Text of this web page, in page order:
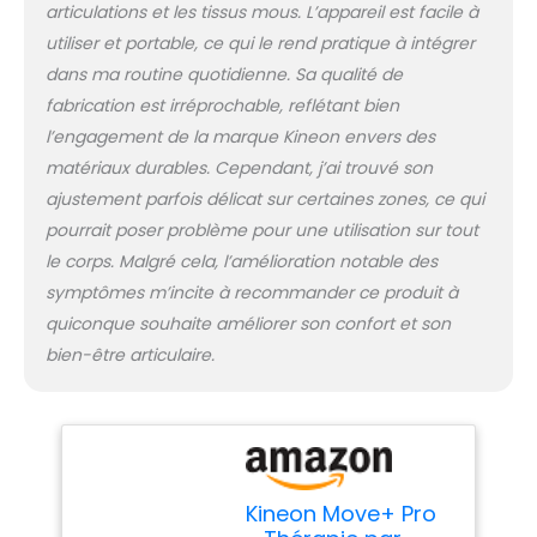
panneaux lumineux
standard, aidant à la
rigidité et à la flexibilité.
Design portable et
mains libres :
entraînez-vous,
récupérez ou
détendez-vous selon
votre emploi du temps.
Contrairement aux
Move+ est portable et
équipé d'une sangle
zones clés. Parfait pour
une utilisation à la
maison, à la salle de
sport ou en
déplacement. Facile à
articulations et les tissus mous. L’appareil est facile à
utiliser et portable, ce qui le rend pratique à intégrer
dans ma routine quotidienne. Sa qualité de
fabrication est irréprochable, reflétant bien
l’engagement de la marque Kineon envers des
matériaux durables. Cependant, j’ai trouvé son
ajustement parfois délicat sur certaines zones, ce qui
pourrait poser problème pour une utilisation sur tout
le corps. Malgré cela, l’amélioration notable des
symptômes m’incite à recommander ce produit à
quiconque souhaite améliorer son confort et son
bien-être articulaire.
Kineon Move+ Pro